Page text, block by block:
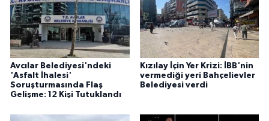
Avcılar Belediyesi'ndeki
'Asfalt İhalesi'
Soruşturmasında Flaş
Gelişme: 12 Kişi Tutuklandı
Kızılay İçin Yer Krizi: İBB'nin
vermediği yeri Bahçelievler
Belediyesi verdi